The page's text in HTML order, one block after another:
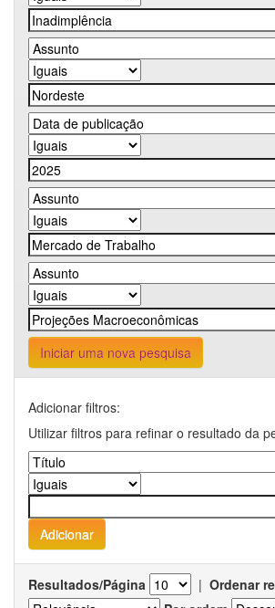
Iniciar uma nova pesquisa
Adicionar filtros:
Utilizar filtros para refinar o resultado da
Resultados/Página | Ordenar